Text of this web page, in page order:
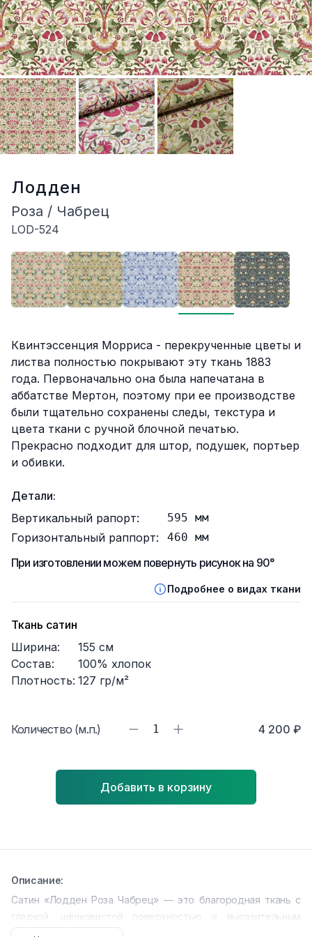
Лодден
Роза / Чабрец
LOD-524
Описание
Квинтэссенция Морриса - перекрученные цветы и
листва полностью покрывают эту ткань 1883
года. Первоначально она была напечатана в
аббатстве Мертон, поэтому при ее производстве
были тщательно сохранены следы, текстура и
цвета ткани с ручной блочной печатью.
Прекрасно подходит для штор, подушек, портьер
и обивки.
Детали:
Вертикальный рапорт:
595 мм
Горизонтальный раппорт: 460 мм
При изготовлении можем повернуть рисунок на 90°
Подробнее о видах ткани
Ткань сатин
Ширина:
155 см
Состав:
100% хлопок
Плотность: 127 гр/м²
Количество (м.п.) 1 4 200 ₽
Добавить в корзину
Описание:
Сатин «Лодден Роза Чабрец» — это благородная ткань с
гладкой, шёлковистой поверхностью и выразительным
цветочным принтом. Сочетание плотности, мягкости и